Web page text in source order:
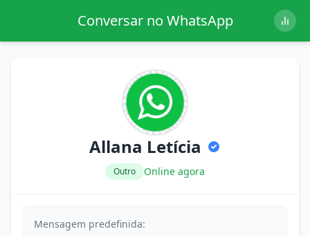
Conversar no WhatsApp
Allana Letícia
Outro Online agora
Mensagem predefinida: